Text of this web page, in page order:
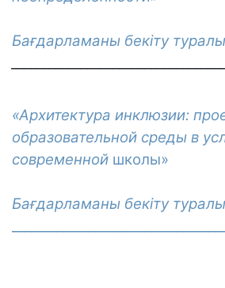
Бағдарламаны бекіту туралы
«Архитектура инклюзии:
образовательной среды в
современной школы»
Бағдарламаны бекіту туралы